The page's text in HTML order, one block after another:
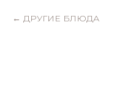
ДРУГИЕ БЛЮДА